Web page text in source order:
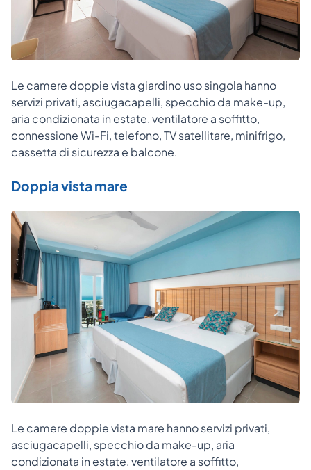
Le camere doppie vista giardino uso singola hanno
servizi privati, asciugacapelli, specchio da make-up,
aria condizionata in estate, ventilatore a soffitto,
connessione Wi-Fi, telefono, TV satellitare, minifrigo,
cassetta di sicurezza e balcone.
Doppia vista mare
Le camere doppie vista mare hanno servizi privati,
asciugacapelli, specchio da make-up, aria
condizionata in estate, ventilatore a soffitto,